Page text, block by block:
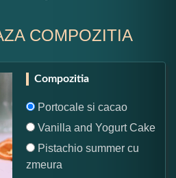
COMPOZITIA
Compozitia
Portocale si cacao
Vanilla and Yogurt Cake
Pistachio summer cu
zmeura